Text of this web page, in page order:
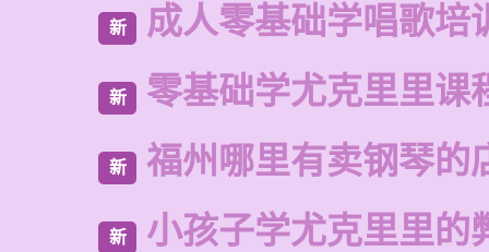
新 成人零基础学唱歌培
新 零基础学尤克里里课
新 福州哪里有卖钢琴的
新 小孩子学尤克里里的